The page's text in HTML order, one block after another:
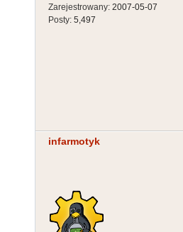
Zarejestrowany: 2007-05-07
Posty: 5,497
infarmotyk